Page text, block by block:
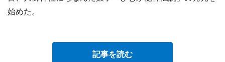
始めた。
記事を読む